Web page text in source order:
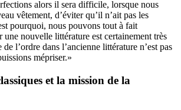
alors il sera difficile, lorsque nous
vêtement, d’éviter qu’il n’ait pas les
pourquoi, nous pouvons tout à fait
une nouvelle littérature est certainement très
l’ordre dans l’ancienne littérature n’est pas
mépriser.»
et la mission de la